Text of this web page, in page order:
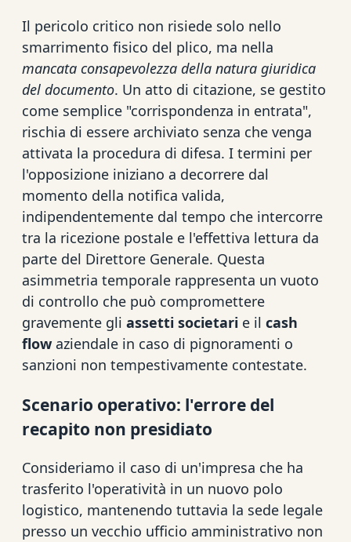
Il pericolo critico non risiede solo nello
smarrimento fisico del plico, ma nella
mancata consapevolezza della natura giuridica
del documento. Un atto di citazione, se gestito
come semplice "corrispondenza in entrata",
rischia di essere archiviato senza che venga
attivata la procedura di difesa. I termini per
l'opposizione iniziano a decorrere dal
momento della notifica valida,
indipendentemente dal tempo che intercorre
tra la ricezione postale e l'effettiva lettura da
parte del Direttore Generale. Questa
asimmetria temporale rappresenta un vuoto
di controllo che può compromettere
gravemente gli assetti societari e il cash
flow aziendale in caso di pignoramenti o
sanzioni non tempestivamente contestate.
Scenario operativo: l'errore del
recapito non presidiato
Consideriamo il caso di un'impresa che ha
trasferito l'operatività in un nuovo polo
logistico, mantenendo tuttavia la sede legale
presso un vecchio ufficio amministrativo non